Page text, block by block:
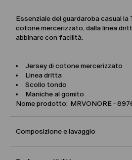
Essenziale del guardaroba casual la
cotone mercerizzato, dalla linea
abbinare con facilità.
Jersey di cotone mercerizzato
Linea dritta
Scollo tondo
Maniche al gomito
Nome prodotto: MRVONORE -
Composizione e lavaggio